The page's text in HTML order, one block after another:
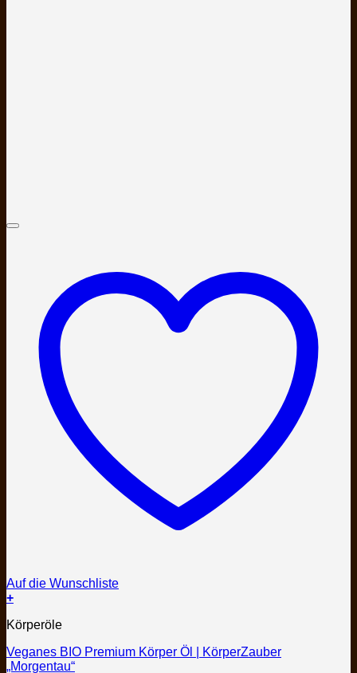
Auf die Wunschliste
+
Körperöle
Veganes BIO Premium Körper Öl | KörperZauber
„Morgentau“